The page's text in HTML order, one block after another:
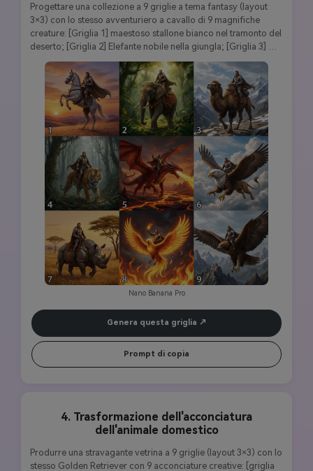
Progettare una collezione a 9 griglie a tema fantasy (layout
3×3) con lo stesso avventuriero a cavallo di 9 magnifiche
creature: [Griglia 1] maestoso stallone bianco nel tramonto del
deserto; [Griglia 2] Elefante nobile nella giungla; [Griglia 3]
Potente cammello in terreno di montagna; [Griglia 4] Tigre
selvatica nella foresta nebbiosa; [Griglia 5] Drago che respira il
fuoco nel paesaggio vulcanico; [Griglia 6] Griffino alato che
vola tra le nuvole; [Griglia 7] Rinoceronte corazzato nelle
pianure della savana; [Griglia 8] Fenice mitica con ali
fiammanti; [Griglia 9] Aquila gigante sulle cime delle
montagne. Aspetto coerente del cavaliere, armatura fantasy
eroica, pose d'azione dinamiche, illuminazione
cinematografica epica, creature iperdettagliate, qualità
fotorealistica 8K, perfetta coerenza dei personaggi su tutti i
supporti.
Nano Banana Pro
Genera questa griglia
Prompt di copia
4. Trasformazione dell'acconciatura
dell'animale domestico
Produrre una stravagante vetrina a 9 griglie (layout 3×3) con lo
stesso Golden Retriever con 9 acconciature creative: [griglia